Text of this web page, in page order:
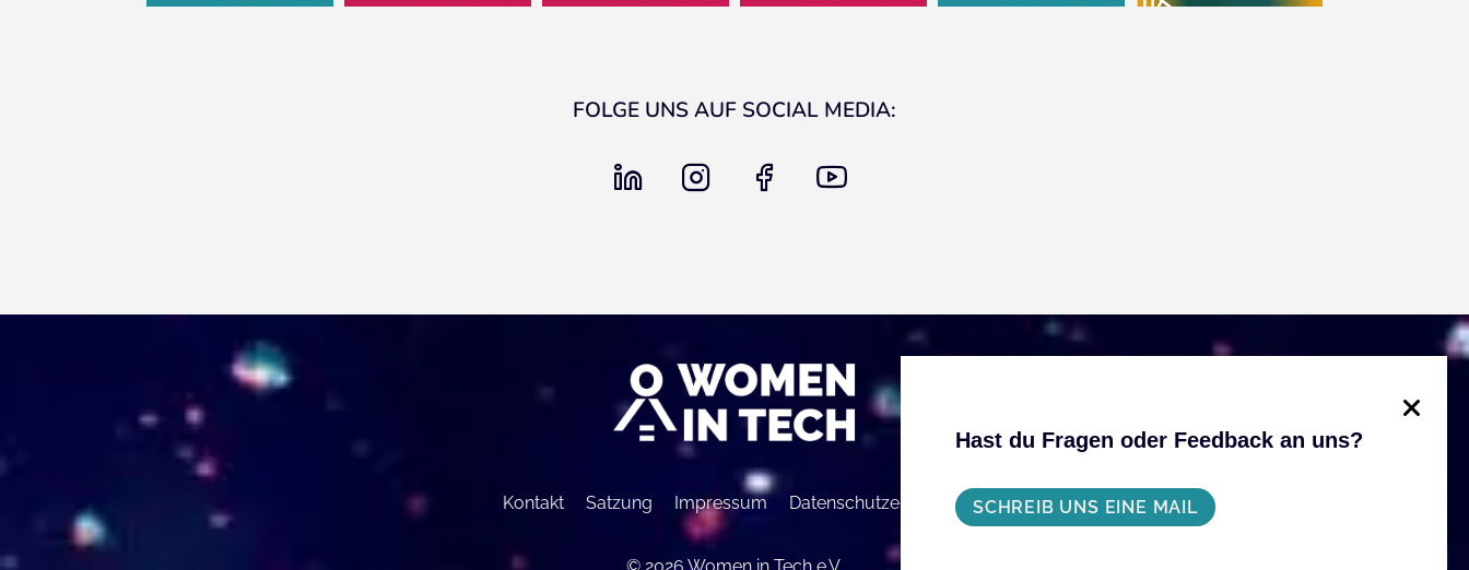
FOLGE UNS AUF SOCIAL MEDIA:
linkedin instagram
Kontakt Satzung Impressum Datenschutzerklärung
© 2026 Women in Tech e.V.
Hast du Fragen oder Feedback an uns?
SCHREIB UNS EINE MAIL